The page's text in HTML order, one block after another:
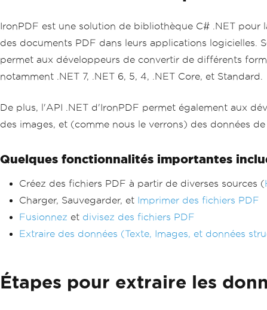
IronPDF est une solution de bibliothèque C# .NET pour
des documents PDF dans leurs applications logicielles.
permet aux développeurs de convertir de différents
notamment .NET 7, .NET 6, 5, 4, .NET Core, et Standard.
De plus, l'API .NET d'IronPDF permet également aux
des images, et (comme nous le verrons) des données
Quelques fonctionnalités importantes
Créez des fichiers PDF à partir de diverses sources (
Charger, Sauvegarder, et Imprimer des fichiers PDF
Fusionnez et divisez des fichiers PDF
Extraire des données (Texte, Images, et données
Étapes pour extraire les